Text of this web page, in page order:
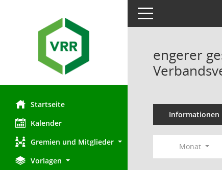
Startseite
Kalender
Gremien und Mitglieder
Vorlagen
Toggle navigation
engerer
Informationen
Monat